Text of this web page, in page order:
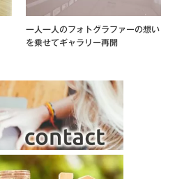
一人一人のフォトグラファーの想い
を乗せてギャラリー再開